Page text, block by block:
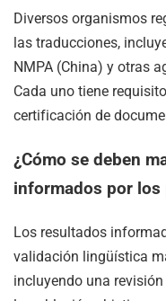
Diversos organismos
las traducciones,
NMPA (China) y otras
Cada uno tiene
certificación de
¿Cómo se deben
informados por los
Los resultados
validación lingüística
incluyendo una